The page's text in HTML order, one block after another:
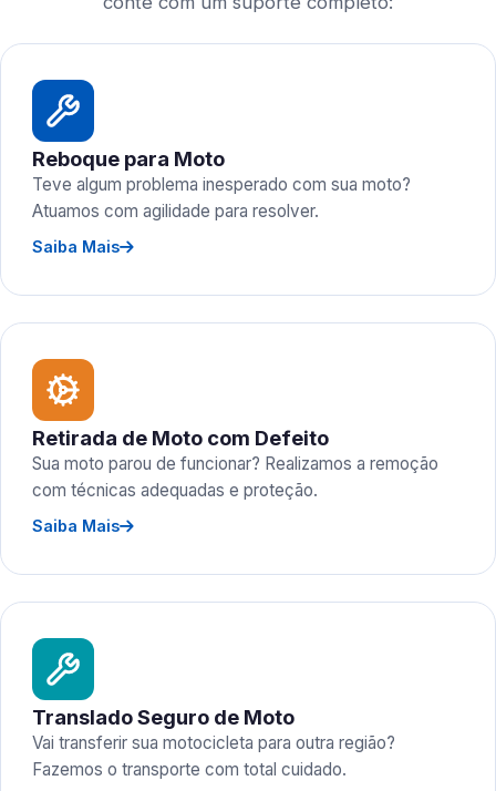
Reboque para Moto
Teve algum problema inesperado com sua moto?
Atuamos com agilidade para resolver.
Saiba Mais
Retirada de Moto com Defeito
Sua moto parou de funcionar? Realizamos a remoção
com técnicas adequadas e proteção.
Saiba Mais
Translado Seguro de Moto
Vai transferir sua motocicleta para outra região?
Fazemos o transporte com total cuidado.